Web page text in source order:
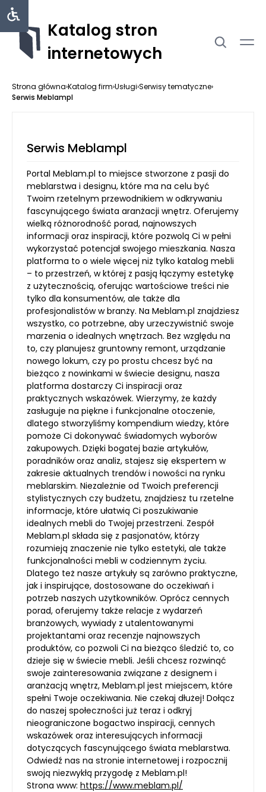
Katalog stron
internetowych
Strona główna›Katalog firm›Usługi›Serwisy tematyczne›
Serwis Meblampl
Serwis Meblampl
Portal Meblam.pl to miejsce stworzone z pasji do
meblarstwa i designu, które ma na celu być
Twoim rzetelnym przewodnikiem w odkrywaniu
fascynującego świata aranżacji wnętrz. Oferujemy
wielką różnorodność porad, najnowszych
informacji oraz inspiracji, które pozwolą Ci w pełni
wykorzystać potencjał swojego mieszkania. Nasza
platforma to o wiele więcej niż tylko katalog mebli
– to przestrzeń, w której z pasją łączymy estetykę
z użytecznością, oferując wartościowe treści nie
tylko dla konsumentów, ale także dla
profesjonalistów w branży. Na Meblam.pl znajdziesz
wszystko, co potrzebne, aby urzeczywistnić swoje
marzenia o idealnych wnętrzach. Bez względu na
to, czy planujesz gruntowny remont, urządzanie
nowego lokum, czy po prostu chcesz być na
bieżąco z nowinkami w świecie designu, nasza
platforma dostarczy Ci inspiracji oraz
praktycznych wskazówek. Wierzymy, że każdy
zasługuje na piękne i funkcjonalne otoczenie,
dlatego stworzyliśmy kompendium wiedzy, które
pomoże Ci dokonywać świadomych wyborów
zakupowych. Dzięki bogatej bazie artykułów,
poradników oraz analiz, stajesz się ekspertem w
zakresie aktualnych trendów i nowości na rynku
meblarskim. Niezależnie od Twoich preferencji
stylistycznych czy budżetu, znajdziesz tu rzetelne
informacje, które ułatwią Ci poszukiwanie
idealnych mebli do Twojej przestrzeni. Zespół
Meblam.pl składa się z pasjonatów, którzy
rozumieją znaczenie nie tylko estetyki, ale także
funkcjonalności mebli w codziennym życiu.
Dlatego też nasze artykuły są zarówno praktyczne,
jak i inspirujące, dostosowane do oczekiwań i
potrzeb naszych użytkowników. Oprócz cennych
porad, oferujemy także relacje z wydarzeń
branżowych, wywiady z utalentowanymi
projektantami oraz recenzje najnowszych
produktów, co pozwoli Ci na bieżąco śledzić to, co
dzieje się w świecie mebli. Jeśli chcesz rozwinąć
swoje zainteresowania związane z designem i
aranżacją wnętrz, Meblam.pl jest miejscem, które
spełni Twoje oczekiwania. Nie czekaj dłużej! Dołącz
do naszej społeczności już teraz i odkryj
nieograniczone bogactwo inspiracji, cennych
wskazówek oraz interesujących informacji
dotyczących fascynującego świata meblarstwa.
Odwiedź nas na stronie internetowej i rozpocznij
swoją niezwykłą przygodę z Meblam.pl!
Strona www: https://www.meblam.pl/